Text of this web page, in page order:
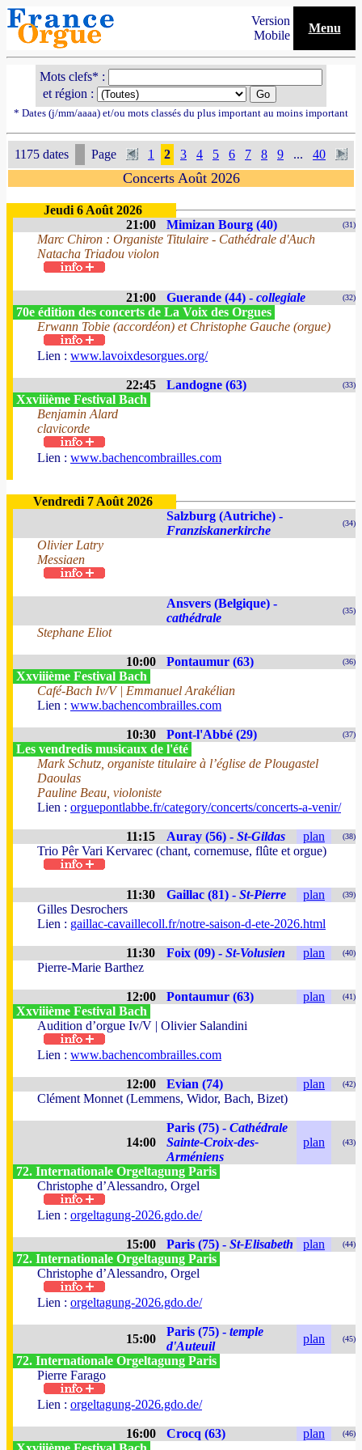
Version
Mobile
Menu
Mots clefs* :
et région :
* Dates (j/mm/aaaa) et/ou mots classés du plus important au moins important
1175 dates Page 1 2 3 4 5 6 7 8 9 ... 40
Concerts Août 2026
Jeudi 6 Août 2026
21:00
Mimizan Bourg (40) (31)
Marc Chiron : Organiste Titulaire - Cathédrale d'Auch
Natacha Triadou violon
21:00 Guerande (44) - collegiale (32)
70e édition des concerts de La Voix des Orgues
Erwann Tobie (accordéon) et Christophe Gauche (orgue)
Lien : www.lavoixdesorgues.org/
22:45 Landogne (63) (33)
Xxviiième Festival Bach
Benjamin Alard
clavicorde
Lien : www.bachencombrailles.com
Vendredi 7 Août 2026
Salzburg (Autriche) -
Franziskanerkirche
(34)
Olivier Latry
Messiaen
Ansvers (Belgique) -
cathédrale
(35)
Stephane Eliot
10:00 Pontaumur (63) (36)
Xxviiième Festival Bach
Café-Bach Iv/V | Emmanuel Arakélian
Lien : www.bachencombrailles.com
10:30 Pont-l'Abbé (29) (37)
Les vendredis musicaux de l'été
Mark Schutz, organiste titulaire à l’église de Plougastel
Daoulas
Pauline Beau, violoniste
Lien : orguepontlabbe.fr/category/concerts/concerts-a-venir/
11:15 Auray (56) - St-Gildas plan (38)
Trio Pêr Vari Kervarec (chant, cornemuse, flûte et orgue)
11:30 Gaillac (81) - St-Pierre plan (39)
Gilles Desrochers
Lien : gaillac-cavaillecoll.fr/notre-saison-d-ete-2026.html
11:30 Foix (09) - St-Volusien plan (40)
Pierre-Marie Barthez
12:00 Pontaumur (63) plan (41)
Xxviiième Festival Bach
Audition d’orgue Iv/V | Olivier Salandini
Lien : www.bachencombrailles.com
12:00 Evian (74) plan (42)
Clément Monnet (Lemmens, Widor, Bach, Bizet)
14:00
Paris (75) - Cathédrale
Sainte-Croix-des-
Arméniens
plan (43)
72. Internationale Orgeltagung Paris
Christophe d’Alessandro, Orgel
Lien : orgeltagung-2026.gdo.de/
15:00 Paris (75) - St-Elisabeth plan (44)
72. Internationale Orgeltagung Paris
Christophe d’Alessandro, Orgel
Lien : orgeltagung-2026.gdo.de/
15:00
Paris (75) - temple
d'Auteuil
plan (45)
72. Internationale Orgeltagung Paris
Pierre Farago
Lien : orgeltagung-2026.gdo.de/
16:00 Crocq (63) plan (46)